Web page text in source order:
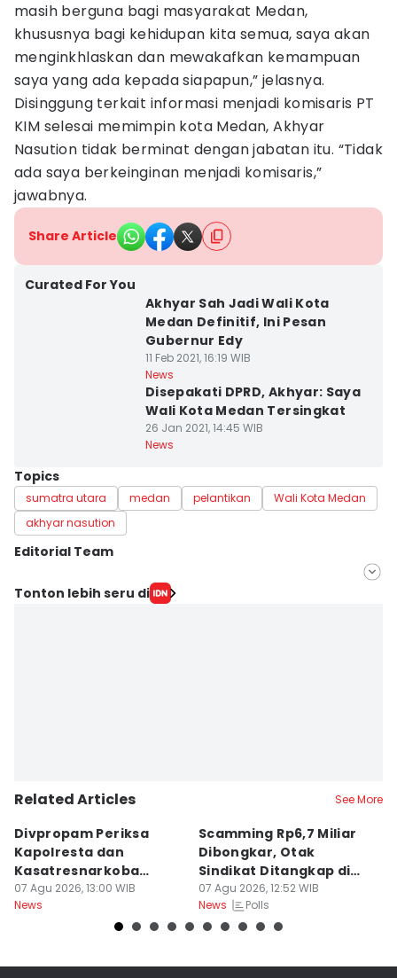
masih berguna bagi masyarakat Medan,
khususnya bagi kehidupan kita semua, saya akan
menginkhlaskan dan mewakafkan kemampuan
saya yang ada kepada siapapun,” jelasnya.
Disinggung terkait informasi menjadi komisaris PT
KIM selesai memimpin kota Medan, Akhyar
Nasution tidak berminat dengan jabatan itu. “Tidak
ada saya berkeinginan menjadi komisaris,”
jawabnya.
Share Article
Curated For You
Akhyar Sah Jadi Wali Kota
Medan Definitif, Ini Pesan
Gubernur Edy
11 Feb 2021, 16:19 WIB
News
Disepakati DPRD, Akhyar: Saya
Wali Kota Medan Tersingkat
26 Jan 2021, 14:45 WIB
News
Topics
sumatra utara medan pelantikan
Wali Kota Medan
akhyar nasution
Editorial Team
Editor
Tonton lebih seru di
Related Articles See More
Divpropam Periksa
Kapolresta dan
Kasatresnarkoba
Banda Aceh, Ada Apa?
07 Agu 2026, 13:00 WIB
News
Scamming Rp6,7 Miliar
Dibongkar, Otak
Sindikat Ditangkap di
Medan
07 Agu 2026, 12:52 WIB
News
Polls